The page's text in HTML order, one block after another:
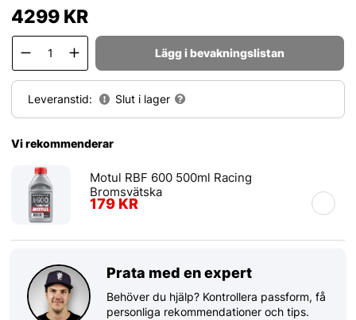
4299KR
Lägg i bevakningslistan
Leveranstid: Slut i lager
Vi rekommenderar
Motul RBF 600 500ml Racing
Bromsvätska
179 KR
Prata med en expert
Behöver du hjälp? Kontrollera passform, få
personliga rekommendationer och tips.